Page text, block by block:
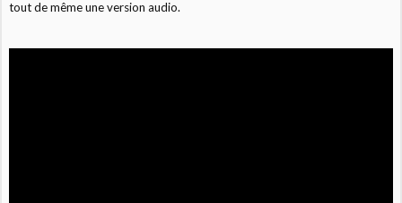
tout de même une version audio.